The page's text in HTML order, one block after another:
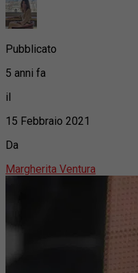
Pubblicato
5 anni fa
il
15 Febbraio 2021
Da
Margherita Ventura